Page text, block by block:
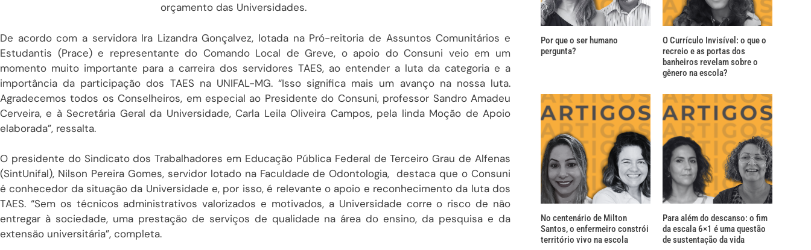
orçamento das Universidades.
De acordo com a servidora Ira Lizandra Gonçalvez, lotada na Pró-reitoria de Assuntos Comunitários e
Estudantis (Prace) e representante do Comando Local de Greve, o apoio do Consuni veio em um
momento muito importante para a carreira dos servidores TAES, ao entender a luta da categoria e a
importância da participação dos TAES na UNIFAL-MG. “Isso significa mais um avanço na nossa luta.
Agradecemos todos os Conselheiros, em especial ao Presidente do Consuni, professor Sandro Amadeu
Cerveira, e à Secretária Geral da Universidade, Carla Leila Oliveira Campos, pela linda Moção de Apoio
elaborada”, ressalta.
O presidente do Sindicato dos Trabalhadores em Educação Pública Federal de Terceiro Grau de Alfenas
(SintUnifal), Nilson Pereira Gomes, servidor lotado na Faculdade de Odontologia, destaca que o Consuni
é conhecedor da situação da Universidade e, por isso, é relevante o apoio e reconhecimento da luta dos
TAES. “Sem os técnicos administrativos valorizados e motivados, a Universidade corre o risco de não
entregar à sociedade, uma prestação de serviços de qualidade na área do ensino, da pesquisa e da
extensão universitária”, completa.
Por que o ser humano
pergunta?
O Currículo Invisível: o que o
recreio e as portas dos
banheiros revelam sobre o
gênero na escola?
No centenário de Milton
Santos, o enfermeiro constrói
território vivo na escola
Para além do descanso: o fim
da escala 6×1 é uma questão
de sustentação da vida